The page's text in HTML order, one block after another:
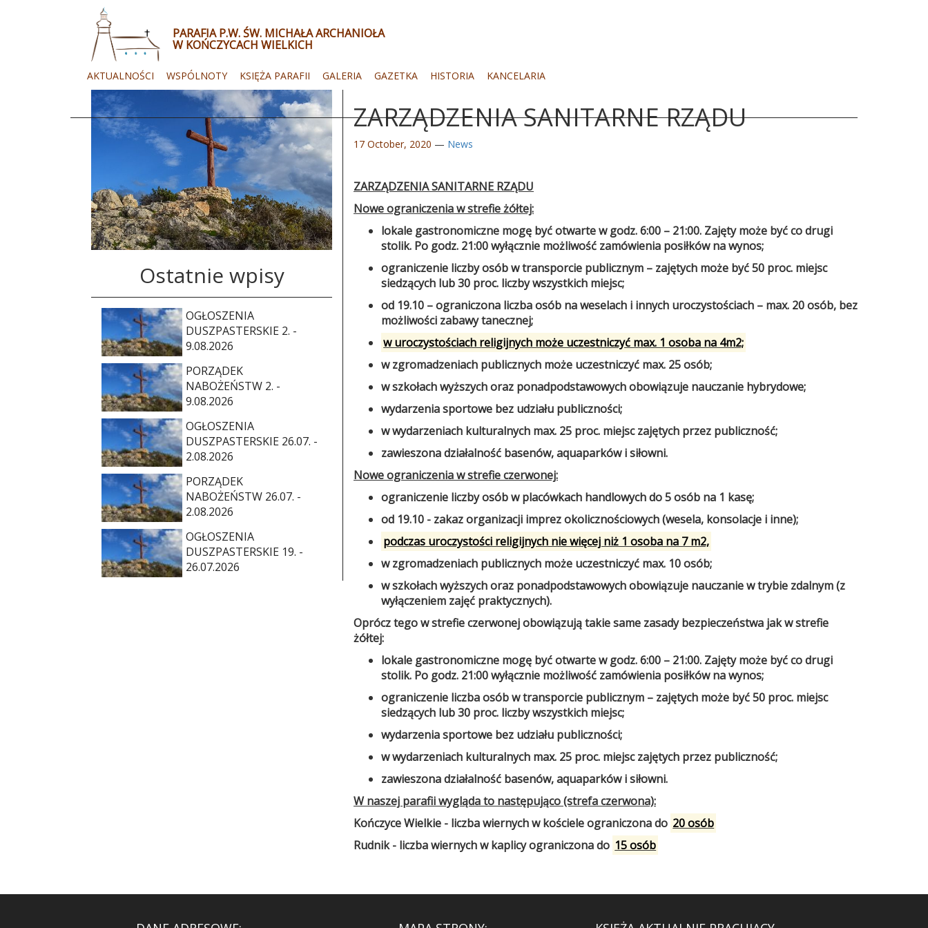
PARAFIA P.W. ŚW. MICHAŁA ARCHANIOŁA
W KOŃCZYCACH WIELKICH
WSPÓLNOTY KSIĘŻA PARAFII GALERIA GAZETKA HISTORIA KANCELARIA
AKTUALNOŚCI
ZARZĄDZENIA SANITARNE RZĄDU
17 October, 2020 — News
ZARZĄDZENIA SANITARNE RZĄDU
Nowe ograniczenia w strefie żółtej:
lokale gastronomiczne mogę być otwarte w godz. 6:00 – 21:00. Zajęty może być co drugi
stolik. Po godz. 21:00 wyłącznie możliwość zamówienia posiłków na wynos;
ograniczenie liczby osób w transporcie publicznym – zajętych może być 50 proc. miejsc
siedzących lub 30 proc. liczby wszystkich miejsc;
od 19.10 – ograniczona liczba osób na weselach i innych uroczystościach – max. 20 osób, bez
możliwości zabawy tanecznej;
w uroczystościach religijnych może uczestniczyć max. 1 osoba na 4m2;
w zgromadzeniach publicznych może uczestniczyć max. 25 osób;
w szkołach wyższych oraz ponadpodstawowych obowiązuje nauczanie hybrydowe;
wydarzenia sportowe bez udziału publiczności;
w wydarzeniach kulturalnych max. 25 proc. miejsc zajętych przez publiczność;
zawieszona działalność basenów, aquaparków i siłowni.
Nowe ograniczenia w strefie czerwonej:
ograniczenie liczby osób w placówkach handlowych do 5 osób na 1 kasę;
od 19.10 - zakaz organizacji imprez okolicznościowych (wesela, konsolacje i inne);
podczas uroczystości religijnych nie więcej niż 1 osoba na 7 m2,
w zgromadzeniach publicznych może uczestniczyć max. 10 osób;
w szkołach wyższych oraz ponadpodstawowych obowiązuje nauczanie w trybie zdalnym (z
wyłączeniem zajęć praktycznych).
Oprócz tego w strefie czerwonej obowiązują takie same zasady bezpieczeństwa jak w strefie
żółtej:
lokale gastronomiczne mogę być otwarte w godz. 6:00 – 21:00. Zajęty może być co drugi
stolik. Po godz. 21:00 wyłącznie możliwość zamówienia posiłków na wynos;
ograniczenie liczba osób w transporcie publicznym – zajętych może być 50 proc. miejsc
siedzących lub 30 proc. liczby wszystkich miejsc;
wydarzenia sportowe bez udziału publiczności;
w wydarzeniach kulturalnych max. 25 proc. miejsc zajętych przez publiczność;
zawieszona działalność basenów, aquaparków i siłowni.
W naszej parafii wygląda to następująco (strefa czerwona):
Kończyce Wielkie - liczba wiernych w kościele ograniczona do 20 osób
Rudnik - liczba wiernych w kaplicy ograniczona do 15 osób
Ostatnie wpisy
OGŁOSZENIA
DUSZPASTERSKIE 2. -
9.08.2026
PORZĄDEK
NABOŻEŃSTW 2. -
9.08.2026
OGŁOSZENIA
DUSZPASTERSKIE 26.07. -
2.08.2026
PORZĄDEK
NABOŻEŃSTW 26.07. -
2.08.2026
OGŁOSZENIA
DUSZPASTERSKIE 19. -
26.07.2026